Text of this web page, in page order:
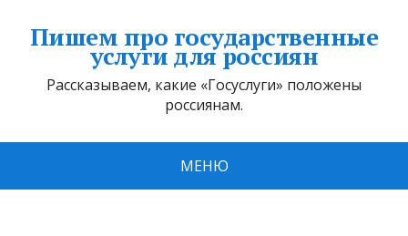
Пишем про государственные
услуги для россиян
Рассказываем, какие «Госуслуги» положены
россиянам.
МЕНЮ